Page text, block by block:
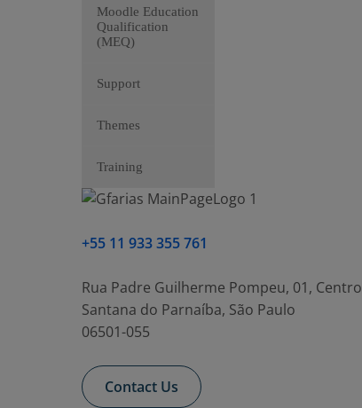
Moodle Education
Qualification
(MEQ)
Support
Themes
Training
+55 11 933 355 761
Rua Padre Guilherme Pompeu, 01, Centro
Santana do Parnaíba, São Paulo
06501-055
Contact Us